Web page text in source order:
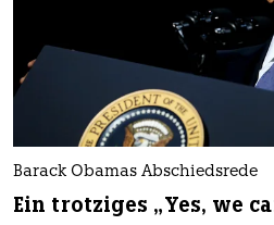
Barack Obamas Abschiedsrede
Ein trotziges „Yes, we